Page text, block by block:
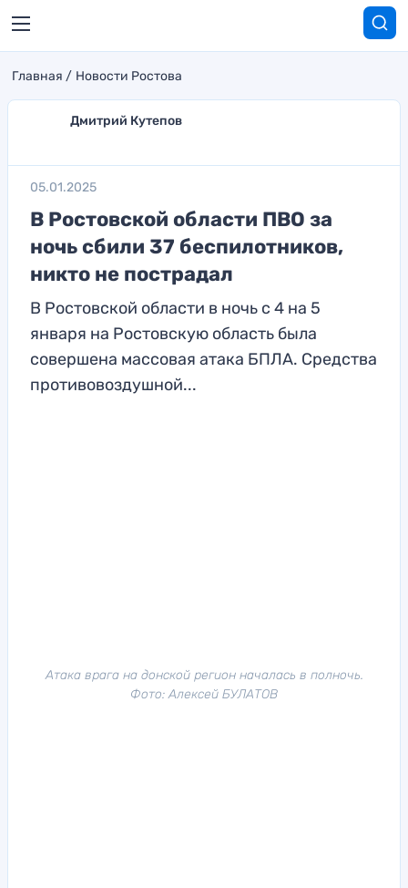
Главная Новости Ростова
Дмитрий Кутепов
05.01.2025
В Ростовской области ПВО за
ночь сбили 37 беспилотников,
никто не пострадал
В Ростовской области в ночь с 4 на 5
января на Ростовскую область была
совершена массовая атака БПЛА. Средства
противовоздушной...
Атака врага на донской регион началась в полночь.
Фото: Алексей БУЛАТОВ